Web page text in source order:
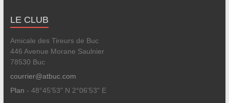
LE CLUB
Amicale des Tireurs de Buc
446 Avenue Morane Saulnier
78530 Buc
courrier@atbuc.com
Plan - 48°45'53" N 2°06'53" E